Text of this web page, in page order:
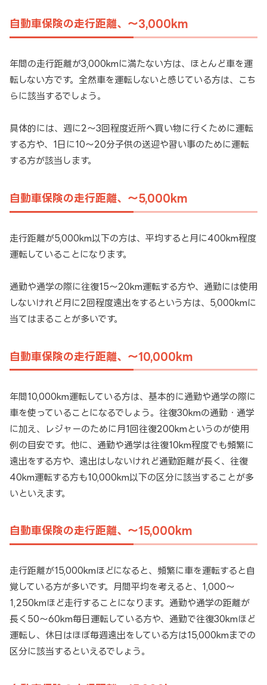
自動車保険の走行距離、〜3,000km
年間の走行距離が3,000kmに満たない方は、ほとんど車を運
転しない方です。全然車を運転しないと感じている方は、こち
らに該当するでしょう。
具体的には、週に2〜3回程度近所へ買い物に行くために運転
する方や、1日に10〜20分子供の送迎や習い事のために運転
する方が該当します。
自動車保険の走行距離、〜5,000km
走行距離が5,000km以下の方は、平均すると月に400km程度
運転していることになります。
通勤や通学の際に往復15〜20km運転する方や、通勤には使用
しないけれど月に2回程度遠出をするという方は、5,000kmに
当てはまることが多いです。
自動車保険の走行距離、〜10,000km
年間10,000km運転している方は、基本的に通勤や通学の際に
車を使っていることになるでしょう。往復30kmの通勤・通学
に加え、レジャーのために月1回往復200kmというのが使用
例の目安です。他に、通勤や通学は往復10km程度でも頻繁に
遠出をする方や、遠出はしないけれど通勤距離が長く、往復
40km運転する方も10,000km以下の区分に該当することが多
いといえます。
自動車保険の走行距離、〜15,000km
走行距離が15,000kmほどになると、頻繁に車を運転すると自
覚している方が多いです。月間平均を考えると、1,000〜
1,250kmほど走行することになります。通勤や通学の距離が
長く50〜60km毎日運転している方や、通勤で往復30kmほど
運転し、休日はほぼ毎週遠出をしている方は15,000kmまでの
区分に該当するといえるでしょう。